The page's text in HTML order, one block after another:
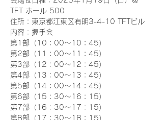
TFT ホール 500
住所：東京都江東区有明3-4-10 TFTビル
内容：握手会
第1部（10：00～10：45）
第2部（11：00～11：45）
第3部（12：00～12：45）
第4部（13：00～13：45）
第5部（14：00～14：45）
第6部（15：30～16：15）
第7部（16：30～17：15）
第8部（17：30～18：15）